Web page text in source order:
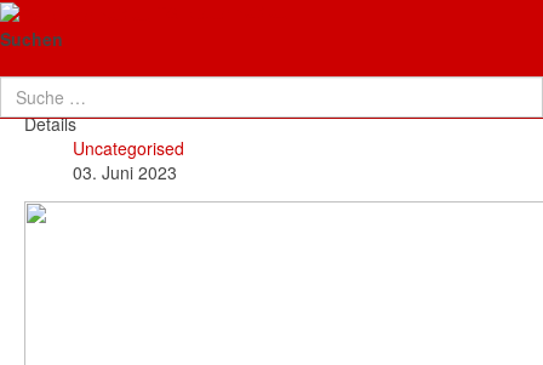
Suchen
Rope Skipping
Details
Uncategorised
03. Juni 2023